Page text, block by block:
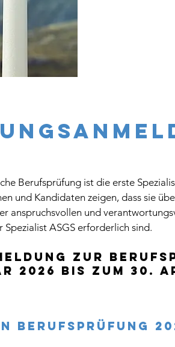
Berufsprüfung ist die erste
und Kandidaten zeigen, dass sie
anspruchsvollen und
Spezialist ASGS erforderlich sind.
zur
2026 bis zum 30.
Berufsprüfung